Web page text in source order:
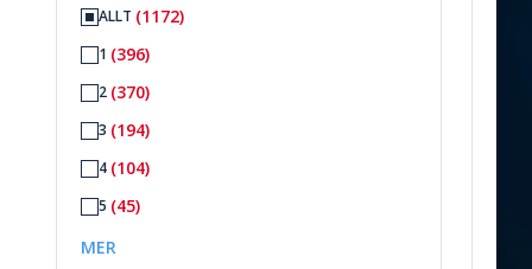
ALLT (1172)
1 (396)
2 (370)
3 (194)
4 (104)
5 (45)
6 (15)
MER